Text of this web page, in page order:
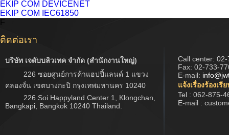
EKIP COM DEVICENET
EKIP COM IEC61850
F
ติดต่อเรา
บริษัท เจดับบลิวเทค จำกัด (สำนักงานใหญ่)
226 ซอยศูนย์การค้าแฮปปี้แลนด์ 1 แขวง
คลองจั่น เขตบางกะปิ กรุงเทพมหานคร 10240
226 Soi Happyland Center 1, Klongchan,
Bangkapi, Bangkok 10240 Thailand.
Call center: 02-
Fax: 02-733-
E-mail:
แจ้งเรื่องร้องเรี
Tel : 062-875-
E-mail :